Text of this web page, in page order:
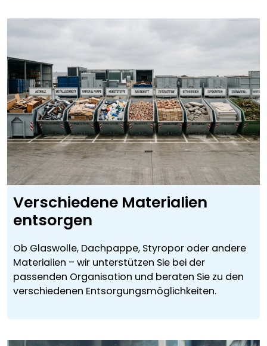
Verschiedene Materialien
entsorgen
Ob Glaswolle, Dachpappe, Styropor oder andere
Materialien – wir unterstützen Sie bei der
passenden Organisation und beraten Sie zu den
verschiedenen Entsorgungsmöglichkeiten.